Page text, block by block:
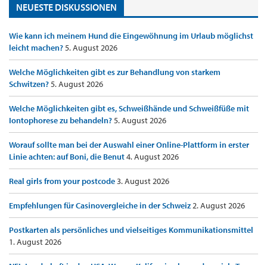
NEUESTE DISKUSSIONEN
Wie kann ich meinem Hund die Eingewöhnung im Urlaub möglichst
leicht machen?5. August 2026
Welche Möglichkeiten gibt es zur Behandlung von starkem
Schwitzen?5. August 2026
Welche Möglichkeiten gibt es, Schweißhände und Schweißfüße mit
Iontophorese zu behandeln?5. August 2026
Worauf sollte man bei der Auswahl einer Online-Plattform in erster
Linie achten: auf Boni, die Benut4. August 2026
Real girls from your postcode3. August 2026
Empfehlungen für Casinovergleiche in der Schweiz2. August 2026
Postkarten als persönliches und vielseitiges Kommunikationsmittel
1. August 2026